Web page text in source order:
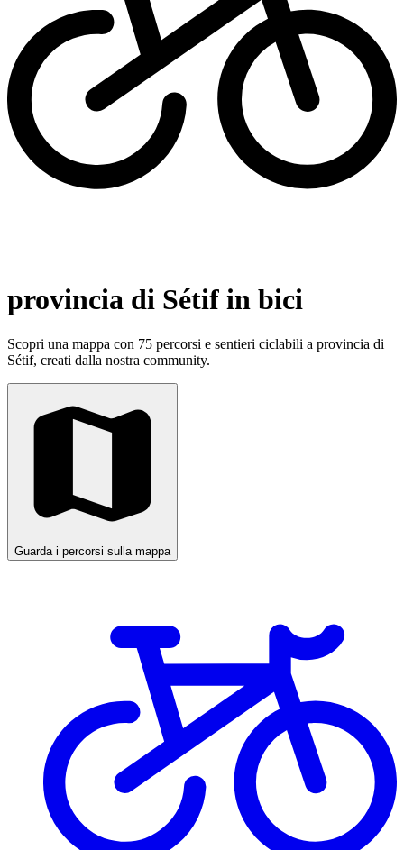
provincia di Sétif in bici
Scopri una mappa con 75 percorsi e sentieri ciclabili a provincia di
Sétif, creati dalla nostra community.
Guarda i percorsi sulla mappa